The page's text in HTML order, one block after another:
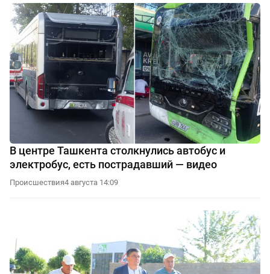
В центре Ташкента столкнулись автобус и
электробус, есть пострадавший — видео
Происшествия4 августа 14:09